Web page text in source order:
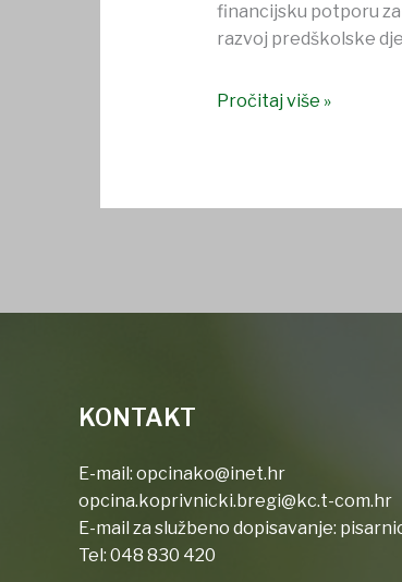
financijsku potporu
razvoj predškolske
Pročitaj više »
KONTAKT
E-mail: opcinako@inet.hr
opcina.koprivnicki.bregi@kc.t-com.hr
E-mail za službeno dopisavanje:
Tel: 048 830 420